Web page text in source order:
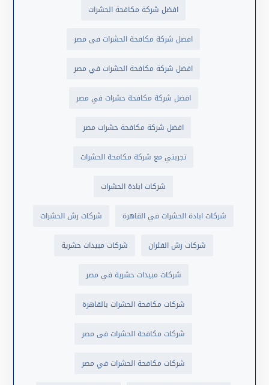
افضل شركة مكافحة الحشرات
افضل شركة مكافحة الحشرات فى مصر
افضل شركة مكافحة الحشرات في مصر
افضل شركة مكافحة حشرات في مصر
افضل شركة مكافحة حشرات مصر
تجربتي مع شركة مكافحة الحشرات
شركات ابادة الحشرات
شركات ابادة الحشرات في القاهرة شركات رش الحشرات
شركات رش الفئران شركات مبيدات حشرية
شركات مبيدات حشرية في مصر
شركات مكافحة الحشرات بالقاهرة
شركات مكافحة الحشرات فى مصر
شركات مكافحة الحشرات في مصر